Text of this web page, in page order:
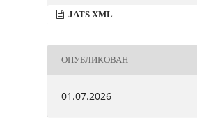
JATS XML
ОПУБЛИКОВАН
01.07.2026